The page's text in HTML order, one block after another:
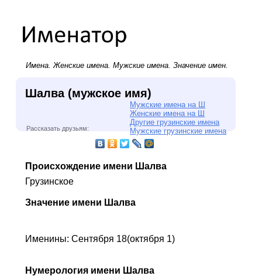
Имена.Женские имена. Мужские имена. Значение имен.
Шалва (мужское имя)
Мужские имена на Ш
Женские имена на Ш
Другие грузинские имена
Мужские грузинские имена
Рассказать друзьям:
Происхождение имени Шалва
Грузинское
Значение имени Шалва
Именины: Сентября 18(октября 1)
Нумерология имени Шалва